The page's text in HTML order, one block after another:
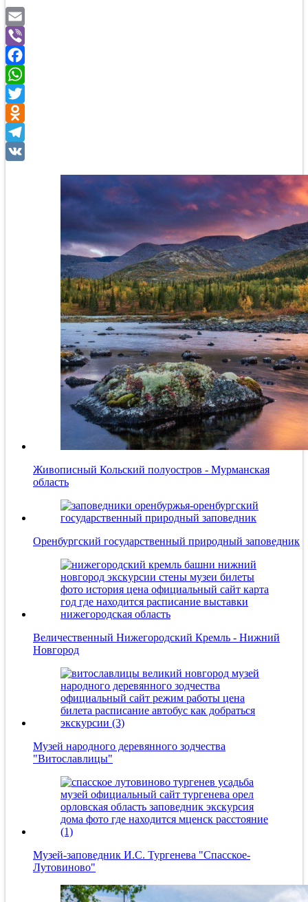
Email
Viber
Facebook
WhatsApp
Twitter
Odnoklassniki
Telegram
Живописный Кольский полуостров - Мурманская
область
Оренбургский государственный природный заповедник
Величественный Нижегородский Кремль - Нижний
Новгород
Музей народного деревянного зодчества
"Витославлицы"
Музей-заповедник И.С. Тургенева "Спасское-
Лутовиново"